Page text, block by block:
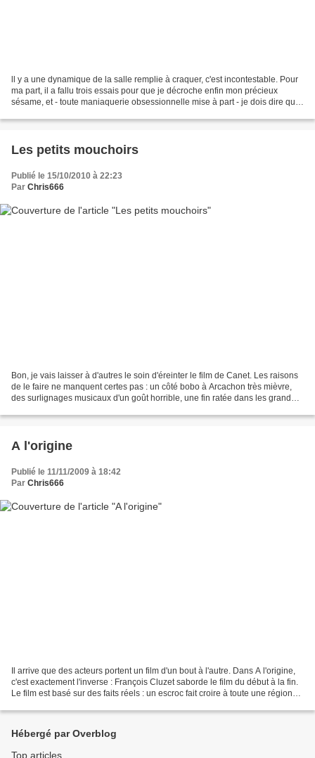
ll y a une dynamique de la salle remplie à craquer, c'est incontestable. Pour
ma part, il a fallu trois essais pour que je décroche enfin mon précieux
sésame, et - toute maniaquerie obsessionnelle mise à part - je dois dire que
Les petits mouchoirs
Publié le 15/10/2010 à 22:23
Par Chris666
Bon, je vais laisser à d'autres le soin d'éreinter le film de Canet. Les raisons
de le faire ne manquent certes pas : un côté bobo à Arcachon très mièvre,
des surlignages musicaux d'un goût horrible, une fin ratée dans les grandes
A l'origine
Publié le 11/11/2009 à 18:42
Par Chris666
Il arrive que des acteurs portent un film d'un bout à l'autre. Dans A l'origine,
c'est exactement l'inverse : François Cluzet saborde le film du début à la fin.
Le film est basé sur des faits réels : un escroc fait croire à toute une région
Hébergé par Overblog
Top articles